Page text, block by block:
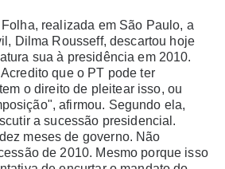
realizada em São Paulo, a
Dilma Rousseff, descartou hoje
sua à presidência em 2010.
que o PT pode ter
o direito de pleitear isso, ou
afirmou. Segundo ela,
a sucessão presidencial.
meses de governo. Não
de 2010. Mesmo porque isso